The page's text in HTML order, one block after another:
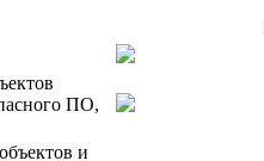
ПО,
и